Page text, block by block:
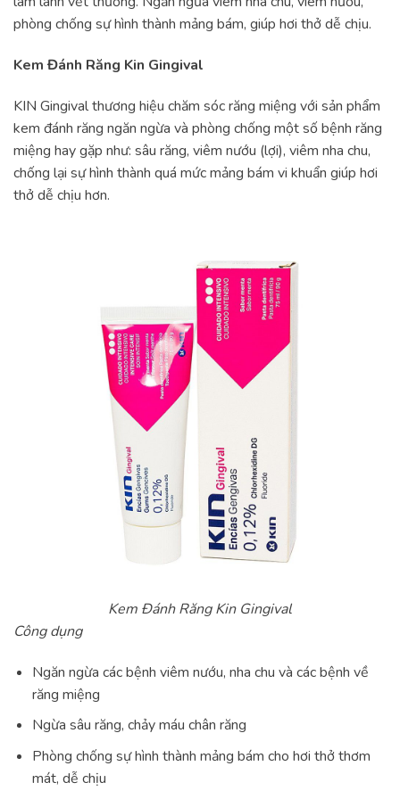
phòng chống sự hình thành mảng bám, giúp hơi thở dễ chịu.
Kem Đánh Răng Kin Gingival
KIN Gingival thương hiệu chăm sóc răng miệng với sản phẩm
kem đánh răng ngăn ngừa và phòng chống một số bệnh răng
miệng hay gặp như: sâu răng, viêm nướu (lợi), viêm nha chu,
chống lại sự hình thành quá mức mảng bám vi khuẩn giúp hơi
thở dễ chịu hơn.
Kem Đánh Răng Kin Gingival
Công dụng
Ngăn ngừa các bệnh viêm nướu, nha chu và các bệnh về
răng miệng
Ngừa sâu răng, chảy máu chân răng
Phòng chống sự hình thành mảng bám cho hơi thở thơm
mát, dễ chịu